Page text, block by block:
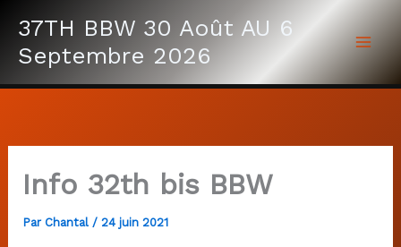
contenu
37TH BBW 30 Août AU 6
Septembre 2026
Info 32th bis BBW
Par Chantal / 24 juin 2021